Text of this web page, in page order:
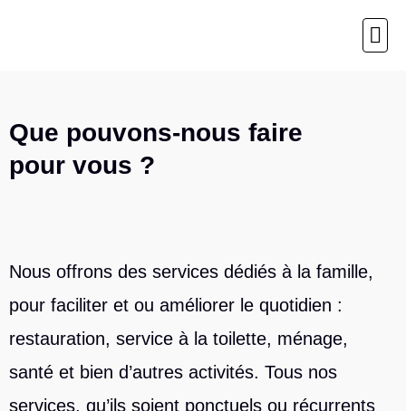
Que pouvons-nous faire
pour vous ?
Nous offrons des services dédiés à la famille,
pour faciliter et ou améliorer le quotidien :
restauration, service à la toilette, ménage,
santé et bien d’autres activités. Tous nos
services, qu’ils soient ponctuels ou récurrents